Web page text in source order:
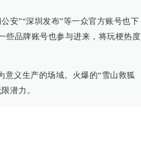
安”“深圳发布”等一众官方账号也下
些品牌账号也参与进来，将玩梗热度
意义生产的场域。火爆的“雪山救狐
潜力。